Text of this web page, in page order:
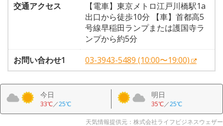
交通アクセス
【電車】東京メトロ江戸川橋駅1a
出口から徒歩10分 【車】首都高5
号線早稲田ランプまたは護国寺ラ
ンプから約5分
お問い合わせ1
03-3943-5489 (10:00〜19:00)
今日
33℃／25℃
明日
35℃／25℃
天気情報提供元：株式会社ライフビジネスウェザー